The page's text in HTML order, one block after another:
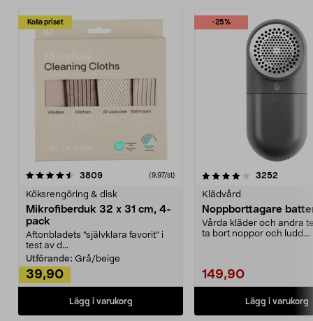
Kolla priset
3809recensioner (9,97/st)
Köksrengöring & disk
Mikrofiberduk 32 x 31 cm, 4-
pack
Aftonbladets "självklara favorit” i
test av d...
Utförande: Grå/beige
39,90
Lägg i varukorg
-25%
4.0av 5 stjärnor 3252
Klädvård
Noppborttagare
Vårda kläder och andra
ta bort noppor och ludd.
149,90
Lägg i varukorg
4.5av 5 stjärnor